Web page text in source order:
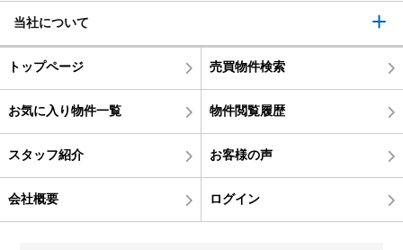
当社について
トップページ 売買物件検索
お気に入り物件一覧 物件閲覧履歴
スタッフ紹介 お客様の声
会社概要 ログイン